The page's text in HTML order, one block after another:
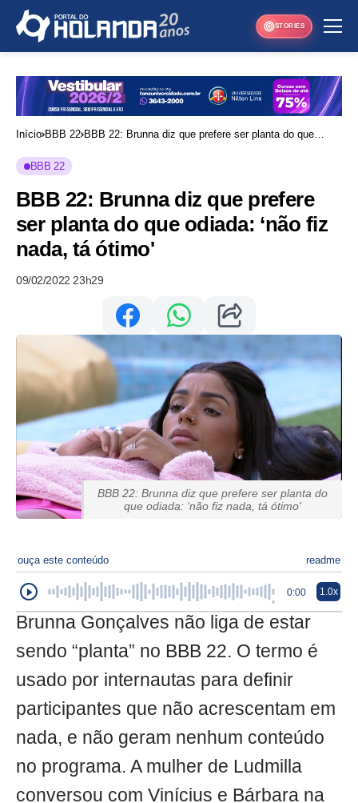
STORIES
Início BBB 22 BBB 22: Brunna diz que prefere ser planta do que
BBB 22
BBB 22: Brunna diz que prefere
ser planta do que odiada: ‘não fiz
nada, tá ótimo'
09/02/2022 23h29
BBB 22: Brunna diz que prefere ser planta do
que odiada: ‘não fiz nada, tá ótimo'
ouça este conteúdo readme
0:00 1.0x
Brunna Gonçalves não liga de estar
sendo “planta” no BBB 22. O termo é
usado por internautas para definir
participantes que não acrescentam em
nada, e não geram nenhum conteúdo
no programa. A mulher de Ludmilla
conversou com Vinícius e Bárbara na